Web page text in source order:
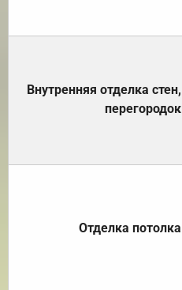
Внутренняя отделка стен,
перегородок
Отделка потолка